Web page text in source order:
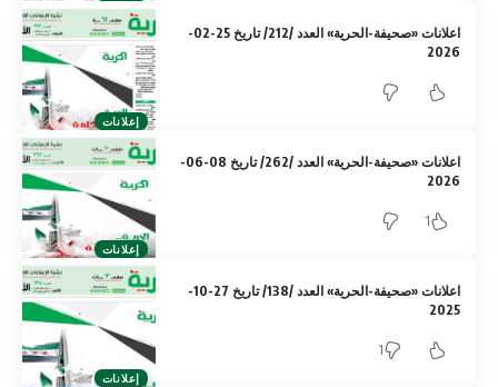
إعلانات
اعلانات «صحيفة-الحرية» العدد /212/ تاريخ 25-02-
2026
إعلانات
اعلانات «صحيفة-الحرية» العدد /262/ تاريخ 08-06-
2026
1
إعلانات
اعلانات «صحيفة-الحرية» العدد /138/ تاريخ 27-10-
2025
1